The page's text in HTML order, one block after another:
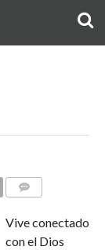
Vive conectado
con el Dios